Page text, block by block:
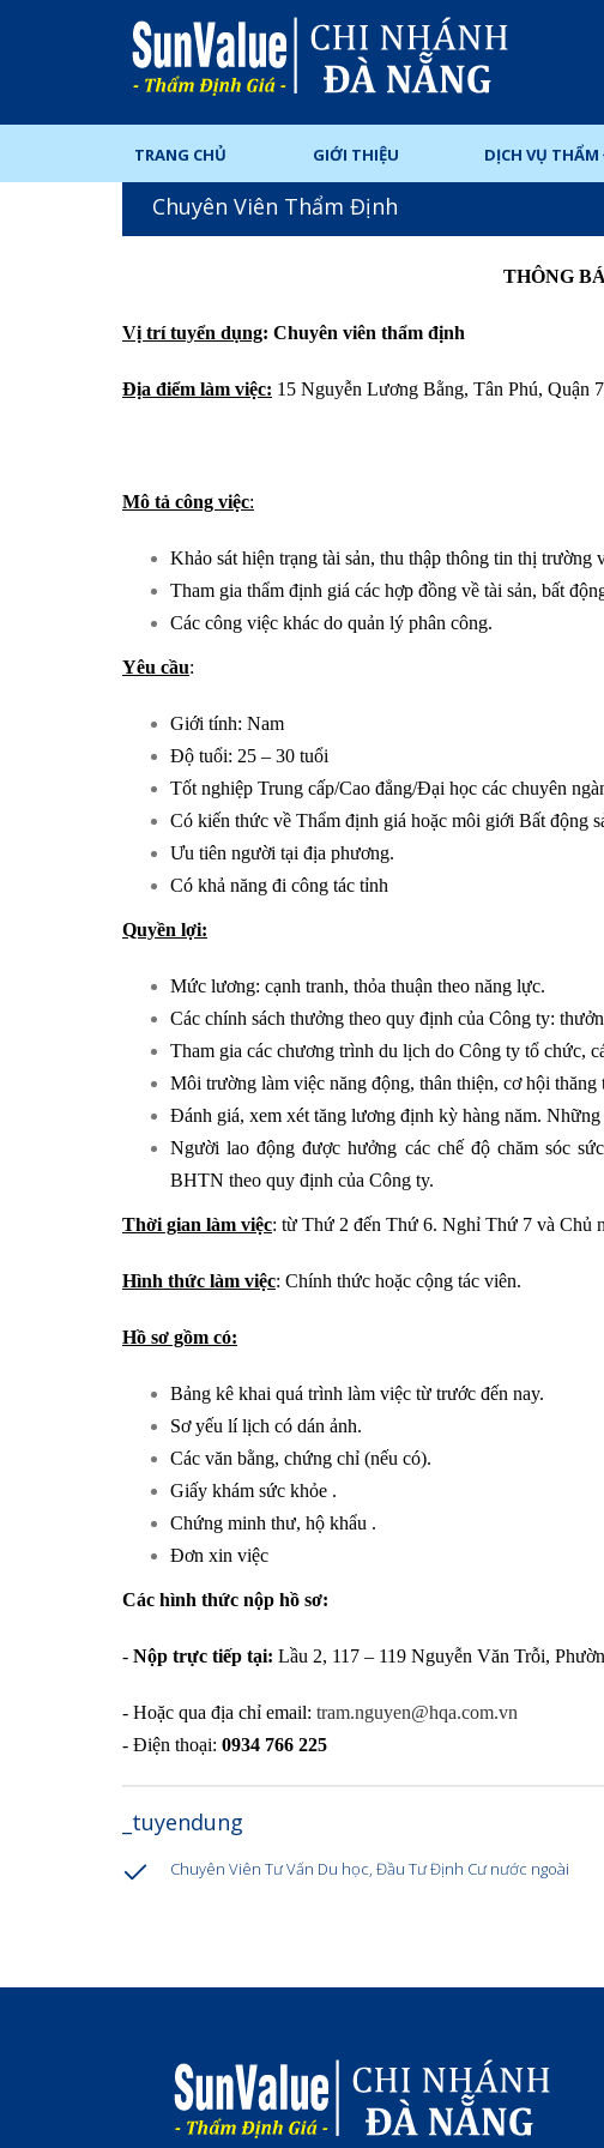
TRANG CHỦ GIỚI THIỆU DỊCH VỤ
Chuyên Viên Thẩm Định
THÔNG
Vị trí tuyển dụng: Chuyên viên thẩm định
Địa điểm làm việc: 15 Nguyễn Lương Bằng, Tân Phú, Quận
Mô tả công việc:
Khảo sát hiện trạng tài sản, thu thập thông tin thị trường
Tham gia thẩm định giá các hợp đồng về tài sản, bất
Các công việc khác do quản lý phân công.
Yêu cầu:
Giới tính: Nam
Độ tuổi: 25 – 30 tuổi
Tốt nghiệp Trung cấp/Cao đẳng/Đại học các chuyên
Có kiến thức về Thẩm định giá hoặc môi giới Bất động
Ưu tiên người tại địa phương.
Có khả năng đi công tác tỉnh
Quyền lợi:
Mức lương: cạnh tranh, thỏa thuận theo năng lực.
Các chính sách thưởng theo quy định của Công ty:
Tham gia các chương trình du lịch do Công ty tổ chức,
Môi trường làm việc năng động, thân thiện, cơ hội
Đánh giá, xem xét tăng lương định kỳ hàng năm.
Người lao động được hưởng các chế độ chăm sóc
BHTN theo quy định của Công ty.
Thời gian làm việc: từ Thứ 2 đến Thứ 6. Nghỉ Thứ 7 và Chủ
Hình thức làm việc: Chính thức hoặc cộng tác viên.
Hồ sơ gồm có:
Bảng kê khai quá trình làm việc từ trước đến nay.
Sơ yếu lí lịch có dán ảnh.
Các văn bằng, chứng chỉ (nếu có).
Giấy khám sức khỏe .
Chứng minh thư, hộ khẩu .
Đơn xin việc
Các hình thức nộp hồ sơ:
- Nộp trực tiếp tại: Lầu 2, 117 – 119 Nguyễn Văn Trỗi,
- Hoặc qua địa chỉ email: tram.nguyen@hqa.com.vn
- Điện thoại: 0934 766 225
_tuyendung
Chuyên Viên Tư Vấn Du học, Đầu Tư Định Cư nước ngoài